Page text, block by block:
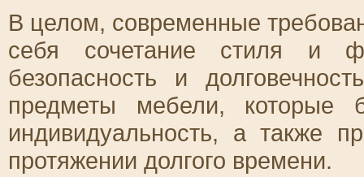
В целом, современные
себя сочетание стиля и
безопасность и
предметы мебели, которые
индивидуальность, а также
протяжении долгого времени.